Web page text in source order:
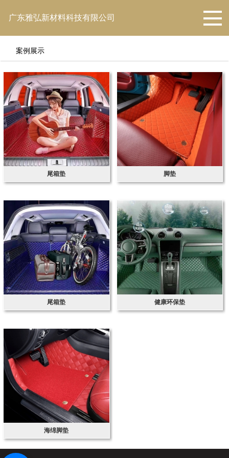
广东雅弘新材料科技有限公司
案例展示
尾箱垫 脚垫
尾箱垫 健康环保垫
海绵脚垫